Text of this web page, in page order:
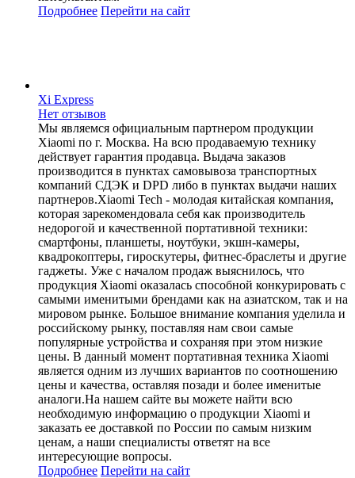
Подробнее Перейти на сайт
Xi Express
Нет отзывов
Мы являемся официальным партнером продукции
Xiaomi по г. Москва. На всю продаваемую технику
действует гарантия продавца. Выдача заказов
производится в пунктах самовывоза транспортных
компаний СДЭК и DPD либо в пунктах выдачи наших
партнеров.Xiaomi Tech - молодая китайская компания,
которая зарекомендовала себя как производитель
недорогой и качественной портативной техники:
смартфоны, планшеты, ноутбуки, экшн-камеры,
квадрокоптеры, гироскутеры, фитнес-браслеты и другие
гаджеты. Уже с началом продаж выяснилось, что
продукция Xiaomi оказалась способной конкурировать с
самыми именитыми брендами как на азиатском, так и на
мировом рынке. Большое внимание компания уделила и
российскому рынку, поставляя нам свои самые
популярные устройства и сохраняя при этом низкие
цены. В данный момент портативная техника Xiaomi
является одним из лучших вариантов по соотношению
цены и качества, оставляя позади и более именитые
аналоги.На нашем сайте вы можете найти всю
необходимую информацию о продукции Xiaomi и
заказать ее доставкой по России по самым низким
ценам, а наши специалисты ответят на все
интересующие вопросы.
Подробнее Перейти на сайт